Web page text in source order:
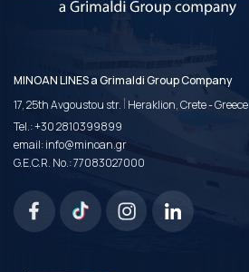
MINOAN LINES a Grimaldi Group Company
17, 25th Avgoustou str. | Heraklion, Crete - Greece
Tel.:+30 2810399899
email:info@minoan.gr
G.E.C.R. No.: 77083027000